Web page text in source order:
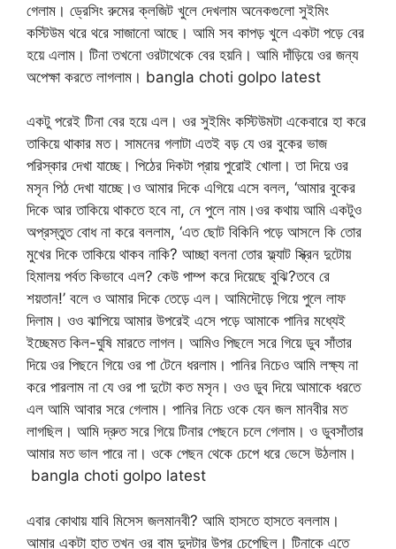
গেলাম। ড্রেসিং রুমের ক্লজিট খুলে দেখলাম অনেকগুলো সুইমিং
কস্টিউম থরে থরে সাজানো আছে। আমি সব কাপড় খুলে একটা পড়ে বের
হয়ে এলাম। টিনা তখনো ওরটাথেকে বের হয়নি। আমি দাঁড়িয়ে ওর জন্য
অপেক্ষা করতে লাগলাম। bangla choti golpo latest
একটু পরেই টিনা বের হয়ে এল। ওর সুইমিং কস্টিউমটা একেবারে হা করে
তাকিয়ে থাকার মত। সামনের গলাটা এতই বড় যে ওর বুকের ভাজ
পরিস্কার দেখা যাচ্ছে। পিঠের দিকটা প্রায় পুরোই খোলা। তা দিয়ে ওর
মসৃন পিঠ দেখা যাচ্ছে।ও আমার দিকে এগিয়ে এসে বলল, ‘আমার বুকের
দিকে আর তাকিয়ে থাকতে হবে না, নে পুলে নাম।ওর কথায় আমি একটুও
অপ্রস্তুত বোধ না করে বললাম, ‘এত ছোট বিকিনি পড়ে আসলে কি তোর
মুখের দিকে তাকিয়ে থাকব নাকি? আচ্ছা বলনা তোর ফ্ল্যাট স্ক্রিন দুটোয়
হিমালয় পর্বত কিভাবে এল? কেউ পাম্প করে দিয়েছে বুঝি?তবে রে
শয়তান!’ বলে ও আমার দিকে তেড়ে এল। আমিদৌড়ে গিয়ে পুলে লাফ
দিলাম। ওও ঝাপিয়ে আমার উপরেই এসে পড়ে আমাকে পানির মধ্যেই
ইচ্ছেমত কিল-ঘুষি মারতে লাগল। আমিও পিছলে সরে গিয়ে ডুব সাঁতার
দিয়ে ওর পিছনে গিয়ে ওর পা টেনে ধরলাম। পানির নিচেও আমি লক্ষ্য না
করে পারলাম না যে ওর পা দুটো কত মসৃন। ওও ডুব দিয়ে আমাকে ধরতে
এল আমি আবার সরে গেলাম। পানির নিচে ওকে যেন জল মানবীর মত
লাগছিল। আমি দ্রুত সরে গিয়ে টিনার পেছনে চলে গেলাম। ও ডুবসাঁতার
আমার মত ভাল পারে না। ওকে পেছন থেকে চেপে ধরে ভেসে উঠলাম।
bangla choti golpo latest
এবার কোথায় যাবি মিসেস জলমানবী? আমি হাসতে হাসতে বললাম।
আমার একটা হাত তখন ওর বাম দুদটার উপর চেপেছিল। টিনাকে এতে